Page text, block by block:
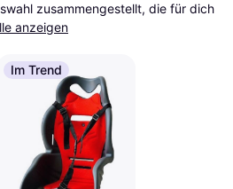
zusammengestellt, die für dich
anzeigen
Im Trend